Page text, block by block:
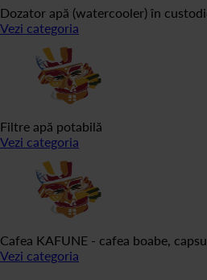
Dozator apă (watercooler) în
Vezi categoria
Filtre apă potabilă
Vezi categoria
Cafea KAFUNE - cafea boabe,
Vezi categoria